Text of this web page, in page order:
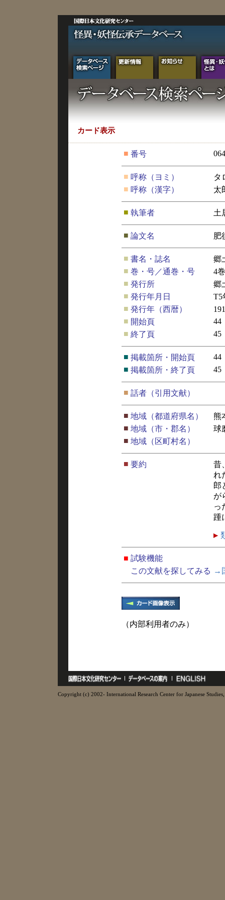
カード表示
■ 番号
■ 呼称（ヨミ）
タ
■ 呼称（漢字） 太
■ 執筆者 土
■ 論文名 肥
■ 書名・誌名
郷
■ 巻・号／通巻・号
4
■ 発行所
郷
■ 発行年月日
T5
■ 発行年（西暦）
■ 開始頁
44
■ 終了頁 45
■ 掲載箇所・開始頁
44
■ 掲載箇所・終了頁 45
■ 話者（引用文献）
■ 地域（都道府県名）
熊
■ 地域（市・郡名）
球
■ 地域（区町村名）
■ 要約
昔
れ
郎
が
っ
踵
■ 試験機能
この文献を探してみる →
（内部利用者のみ）
Copyright (c) 2002- International Research Center for Japanese